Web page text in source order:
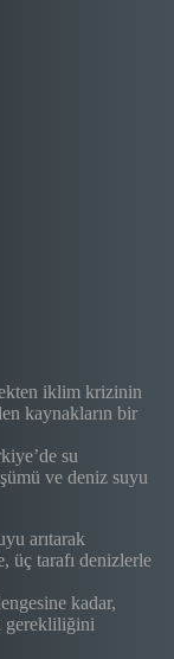
iklim krizinin
kaynakların bir
su
ve deniz suyu
arıtarak
üç tarafı denizlerle
kadar,
gerekliliğini